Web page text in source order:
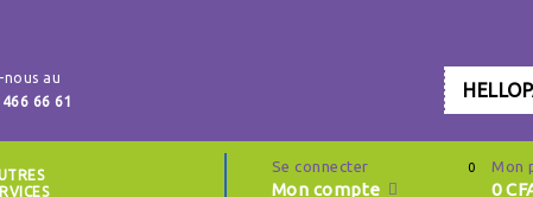
au
66 61
Se connecter
Mon compte
0 Mon
0